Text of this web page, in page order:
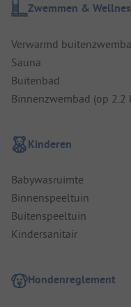
Zwemmen &
Verwarmd
Sauna
Buitenbad
Binnenzwembad (op 2.2
Kinderen
Babywasruimte
Binnenspeeltuin
Buitenspeeltuin
Kindersanitair
Hondenreglement